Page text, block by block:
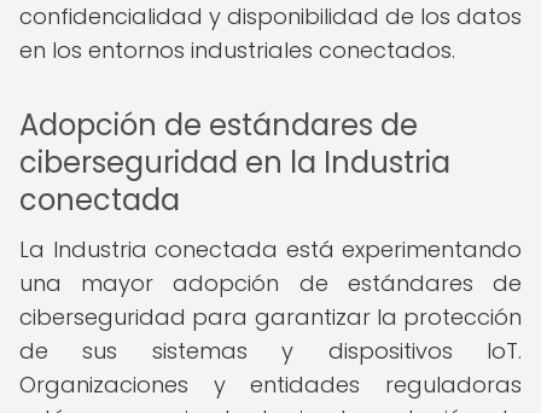
confidencialidad y disponibilidad de los datos
en los entornos industriales conectados.
Adopción de estándares de
ciberseguridad en la Industria
conectada
La Industria conectada está experimentando
una mayor adopción de estándares de
ciberseguridad para garantizar la protección
de sus sistemas y dispositivos IoT.
Organizaciones y entidades reguladoras